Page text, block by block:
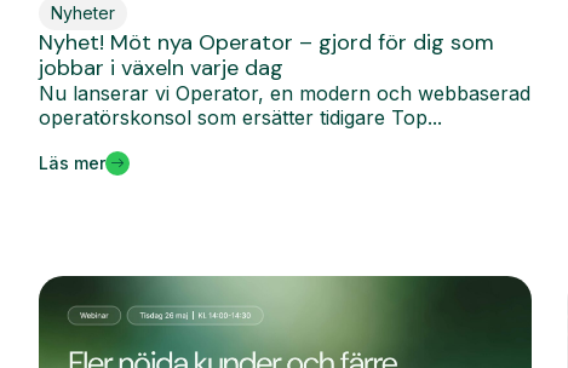
Nyheter
Nyhet! Möt nya Operator – gjord för dig som
jobbar i växeln varje dag
Nu lanserar vi Operator, en modern och webbaserad
operatörskonsol som ersätter tidigare Top...
Läs mer